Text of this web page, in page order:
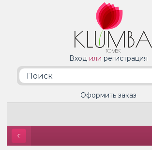
Вход или регистрация
Оформить заказ